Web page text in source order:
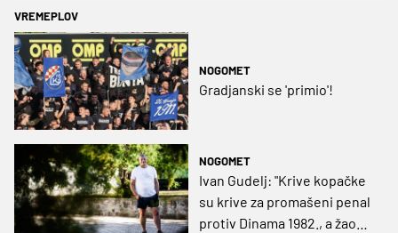
VREMEPLOV
NOGOMET
Gradjanski se 'primio'!
NOGOMET
Ivan Gudelj: "Krive kopačke
su krive za promašeni penal
protiv Dinama 1982., a žao